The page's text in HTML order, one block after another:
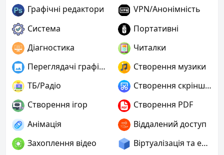
Графічні редактори
VPN/Анонімність
Система
Портативні
Діагностика
Читалки
Переглядачі графіки
Створення музики
ТБ/Радіо
Створення скріншотів
Створення ігор
Створення PDF
Анімація
Віддалений доступ
Захоплення відео
Віртуалізація та емуляція